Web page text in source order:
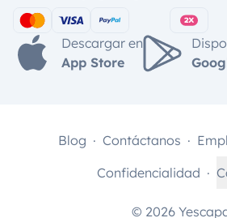
Descargar en
App Store
© 2026
Blog Contáctanos
Confidencialidad